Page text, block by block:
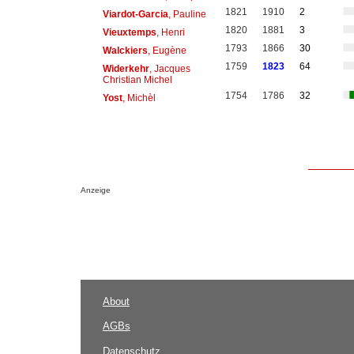
Viardot-Garcia , Pauline 1821 1910
2
Vieuxtemps , Henri 1820 1881
3
Walckiers , Eugène 1793 1866
30
Widerkehr, Jacques
Christian Michel
1759 1823 64
Yost, Michèl 1754 1786 32
Anzeige
About
AGBs
Datenschutz